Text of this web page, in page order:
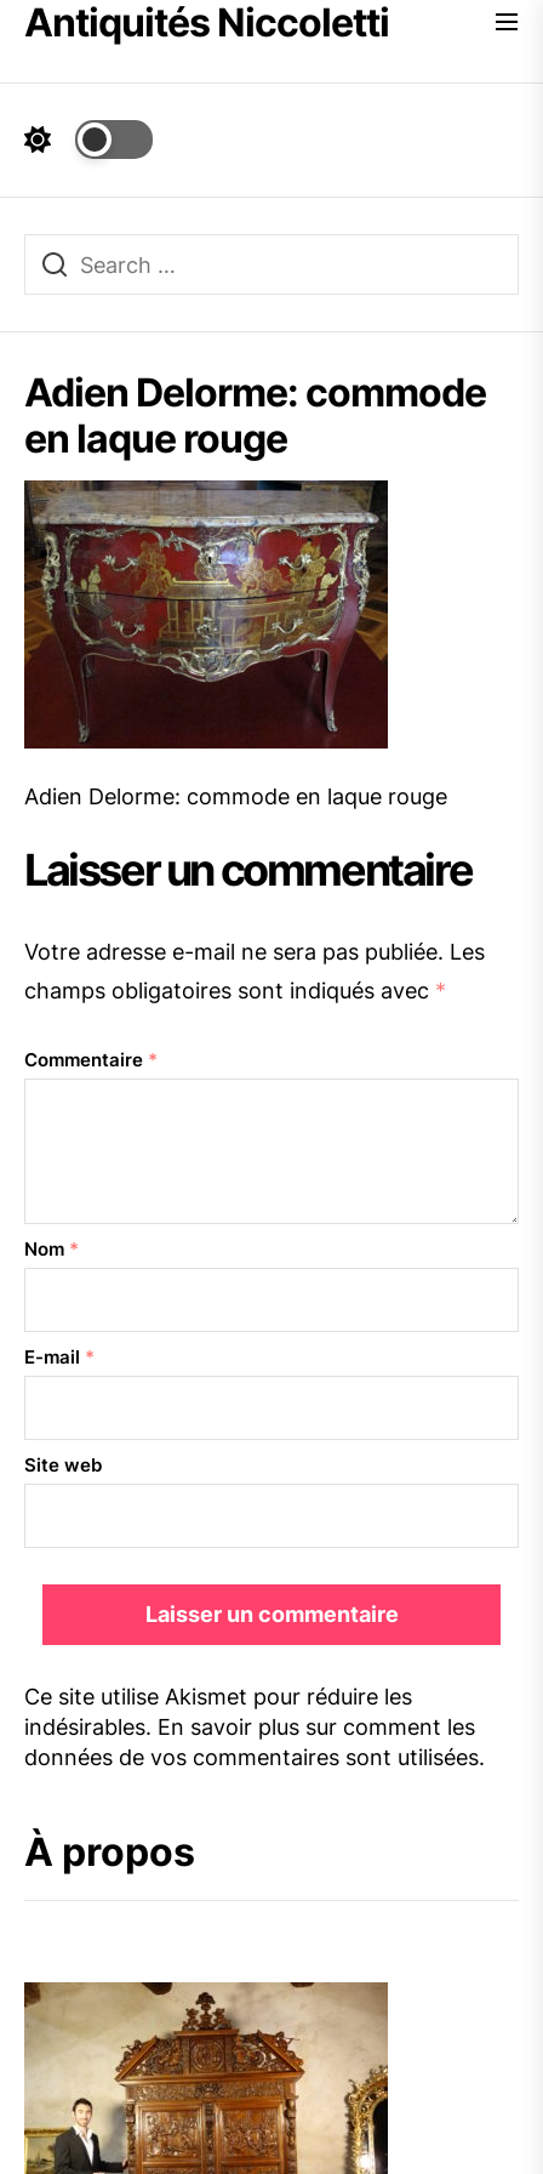
SkipAntiquités Niccoletti
Adien Delorme: commode
en laque rouge
Adien Delorme: commode en laque rouge
Laisser un commentaire
Votre adresse e-mail ne sera pas publiée. Les
champs obligatoires sont indiqués avec *
Commentaire *
Nom *
E-mail *
Site web
Ce site utilise Akismet pour réduire les
indésirables. En savoir plus sur comment les
données de vos commentaires sont utilisées.
À propos